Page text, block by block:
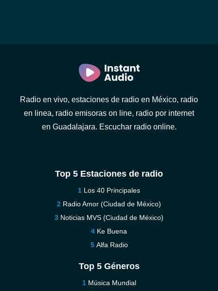
Radio en vivo, estaciones de radio en México, radio
en linea, radio emisoras on line, radio por internet
en Guadalajara. Escuchar radio online.
Top 5 Estaciones de radio
Los 40 Principales
Radio Amor (Ciudad de México)
Noticias MVS (Ciudad de México)
Ke Buena
Alfa Radio
Top 5 Géneros
Música Mundial